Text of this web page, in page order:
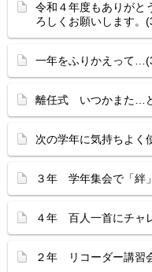
令和４年度もありがと
ろしくお願いします。
一年をふりかえって
離任式 いつかまた…
次の学年に気持ちよ
３年 学年集会で「絆
４年 百人一首にチャ
２年 リコーダー講習